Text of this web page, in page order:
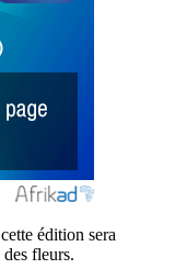
édition sera
fleurs.